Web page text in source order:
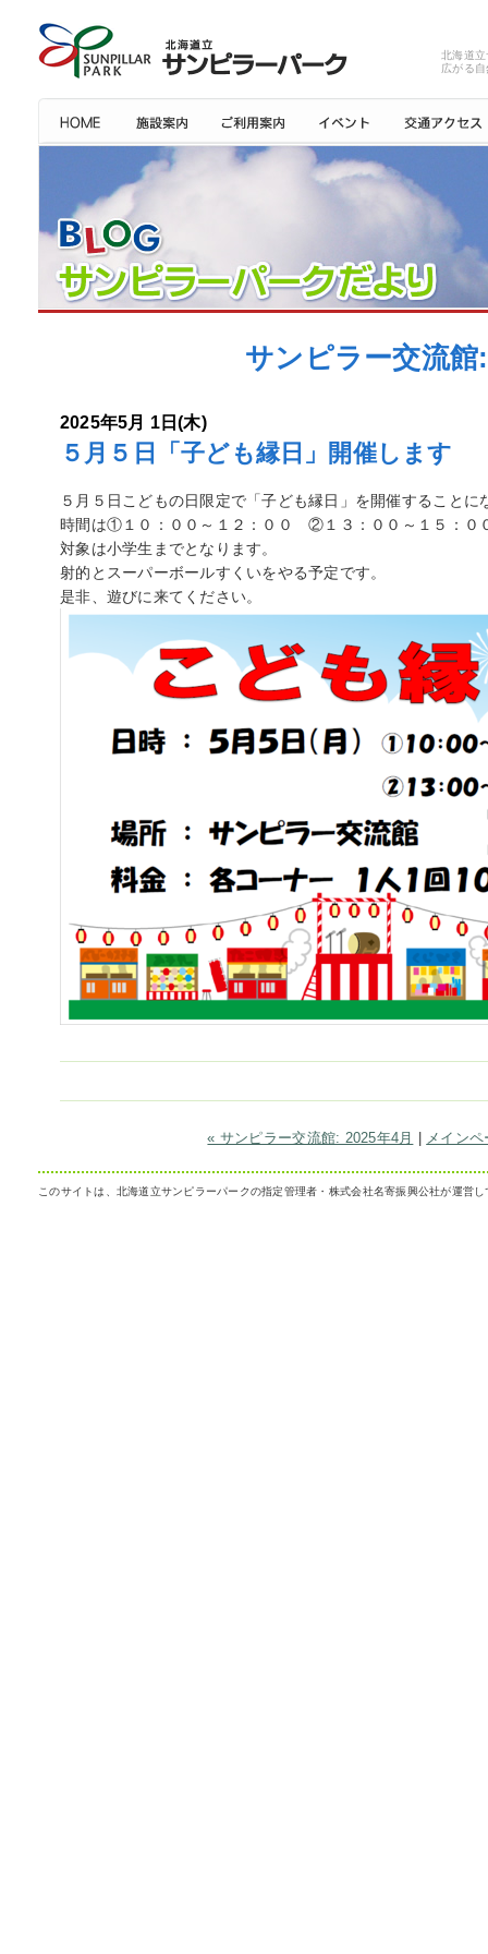
北海道
広がる
サンピラー交流
2025年5月 1日(木)
５月５日「子ども縁日」開催します
５月５日こどもの日限定で「子ども縁日」を開催することに
時間は①１０：００～１２：００ ②１３：００～１５：０
対象は小学生までとなります。
射的とスーパーボールすくいをやる予定です。
是非、遊びに来てください。
« サンピラー交流館: 2025年4月 メインペ
このサイトは、北海道立サンピラーパークの指定管理者・株式会社名寄振興公社が運営